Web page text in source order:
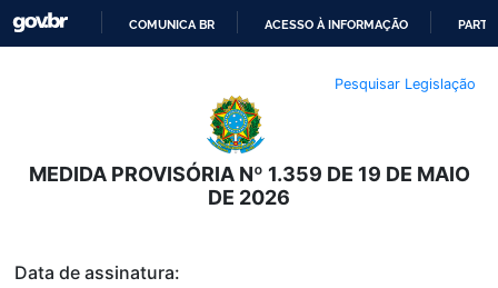
O
CONTEÚDO
COMUNICA BR ACESSO À INFORMAÇÃO
Pesquisar Legislação
MEDIDA PROVISÓRIA Nº 1.359 DE 19 DE MAIO
DE 2026
Data de assinatura: